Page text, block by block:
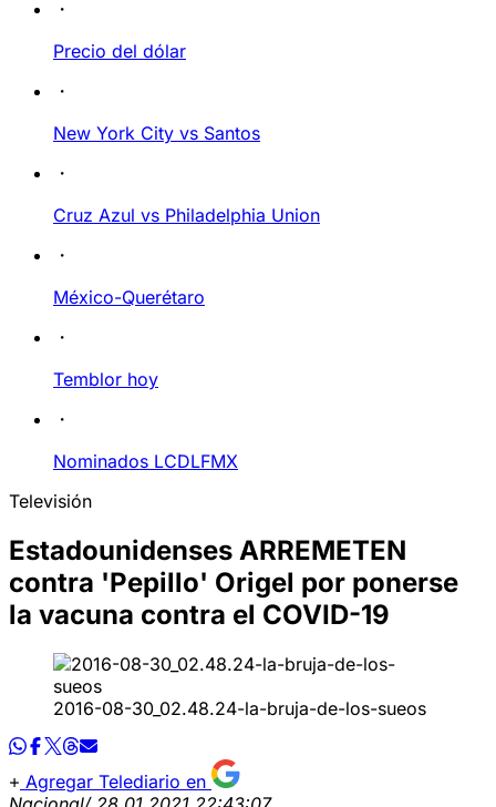
Precio del dólar
New York City vs Santos
Cruz Azul vs Philadelphia Union
México-Querétaro
Temblor hoy
Nominados LCDLFMX
Televisión
Estadounidenses ARREMETEN
contra 'Pepillo' Origel por ponerse
la vacuna contra el COVID-19
2016-08-30_02.48.24-la-bruja-de-los-sueos
Agregar Telediario en